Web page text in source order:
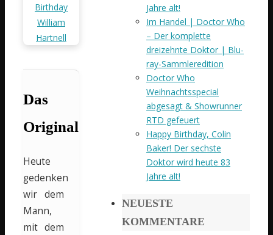
Das
Original
Heute
gedenken
wir dem
Mann,
mit dem
Jahre alt!
Im Handel | Doctor Who
– Der komplette
dreizehnte Doktor | Blu-
ray-Sammleredition
Doctor Who
Weihnachtsspecial
abgesagt & Showrunner
RTD gefeuert
Happy Birthday, Colin
Baker! Der sechste
Doktor wird heute 83
Jahre alt!
NEUESTE
KOMMENTARE